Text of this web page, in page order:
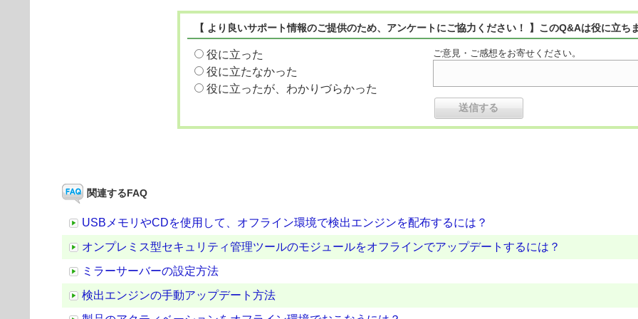
【 より良いサポート情報のご提供のため、アンケートにご協力ください！ 】このQ&Aは役に立ち
役に立った
役に立たなかった
役に立ったが、わかりづらかった
ご意見・ご感想をお寄せください。
関連するFAQ
USBメモリやCDを使用して、オフライン環境で検出エンジンを配布するには？
オンプレミス型セキュリティ管理ツールのモジュールをオフラインでアップデートするには？
ミラーサーバーの設定方法
検出エンジンの手動アップデート方法